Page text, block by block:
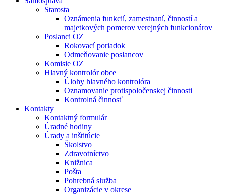
Starosta
Oznámenia funkcií, zamestnaní, činností a
majetkových pomerov verejných funkcionárov
Poslanci OZ
Rokovací poriadok
Odmeňovanie poslancov
Komisie OZ
Hlavný kontrolór obce
Úlohy hlavného kontrolóra
Oznamovanie protispoločenskej činnosti
Kontrolná činnosť
Kontakty
Kontaktný formulár
Úradné hodiny
Úrady a inštitúcie
Školstvo
Zdravotníctvo
Knižnica
Pošta
Pohrebná služba
Organizácie v okrese